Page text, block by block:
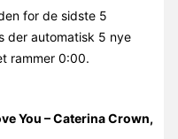
for de sidste 5
der automatisk 5 nye
rammer 0:00.
You – Caterina Crown,